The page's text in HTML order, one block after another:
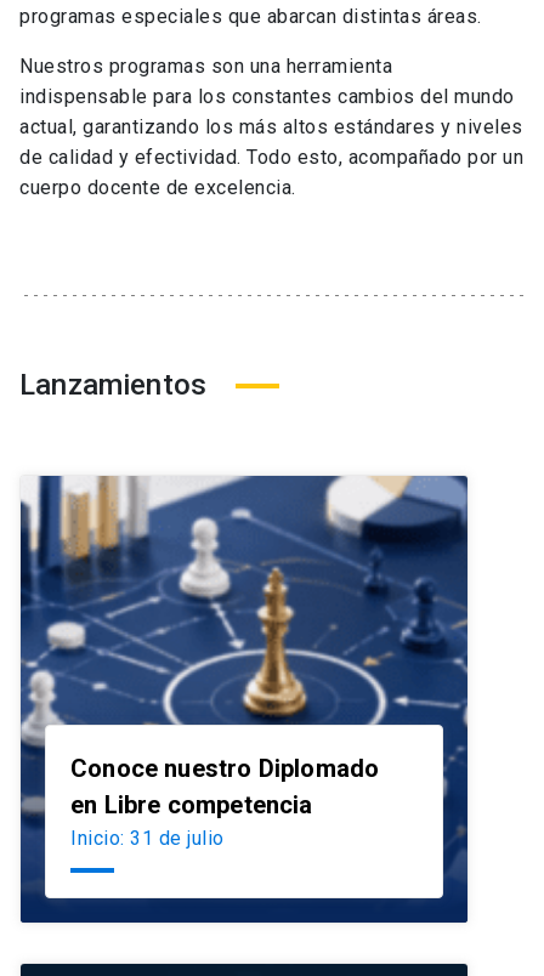
programas especiales que abarcan distintas áreas.
Nuestros programas son una herramienta
indispensable para los constantes cambios del mundo
actual, garantizando los más altos estándares y niveles
de calidad y efectividad. Todo esto, acompañado por un
cuerpo docente de excelencia.
Lanzamientos
Conoce nuestro Diplomado
en Libre competencia
Inicio: 31 de julio